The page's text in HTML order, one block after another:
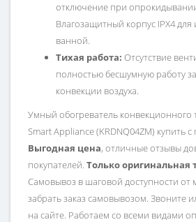
отключение при
Влагозащитный корпус IPX4
ванной.
Тихая работа: Отсутствие
полностью бесшумную работу
конвекции воздуха.
Умный обогреватель конвекционного
Smart Appliance (KRDNQ04ZM) купить с
Выгодная цена, отличные отзывы
покупателей. Только оригинальная
Самовывоз в шаговой доступности от
забрать заказ самовывозом. Звоните
на сайте. Работаем со всеми видами